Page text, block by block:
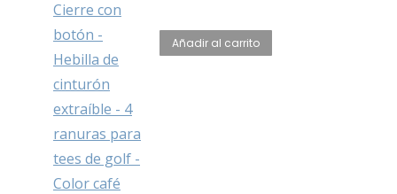
Añadir al carrito